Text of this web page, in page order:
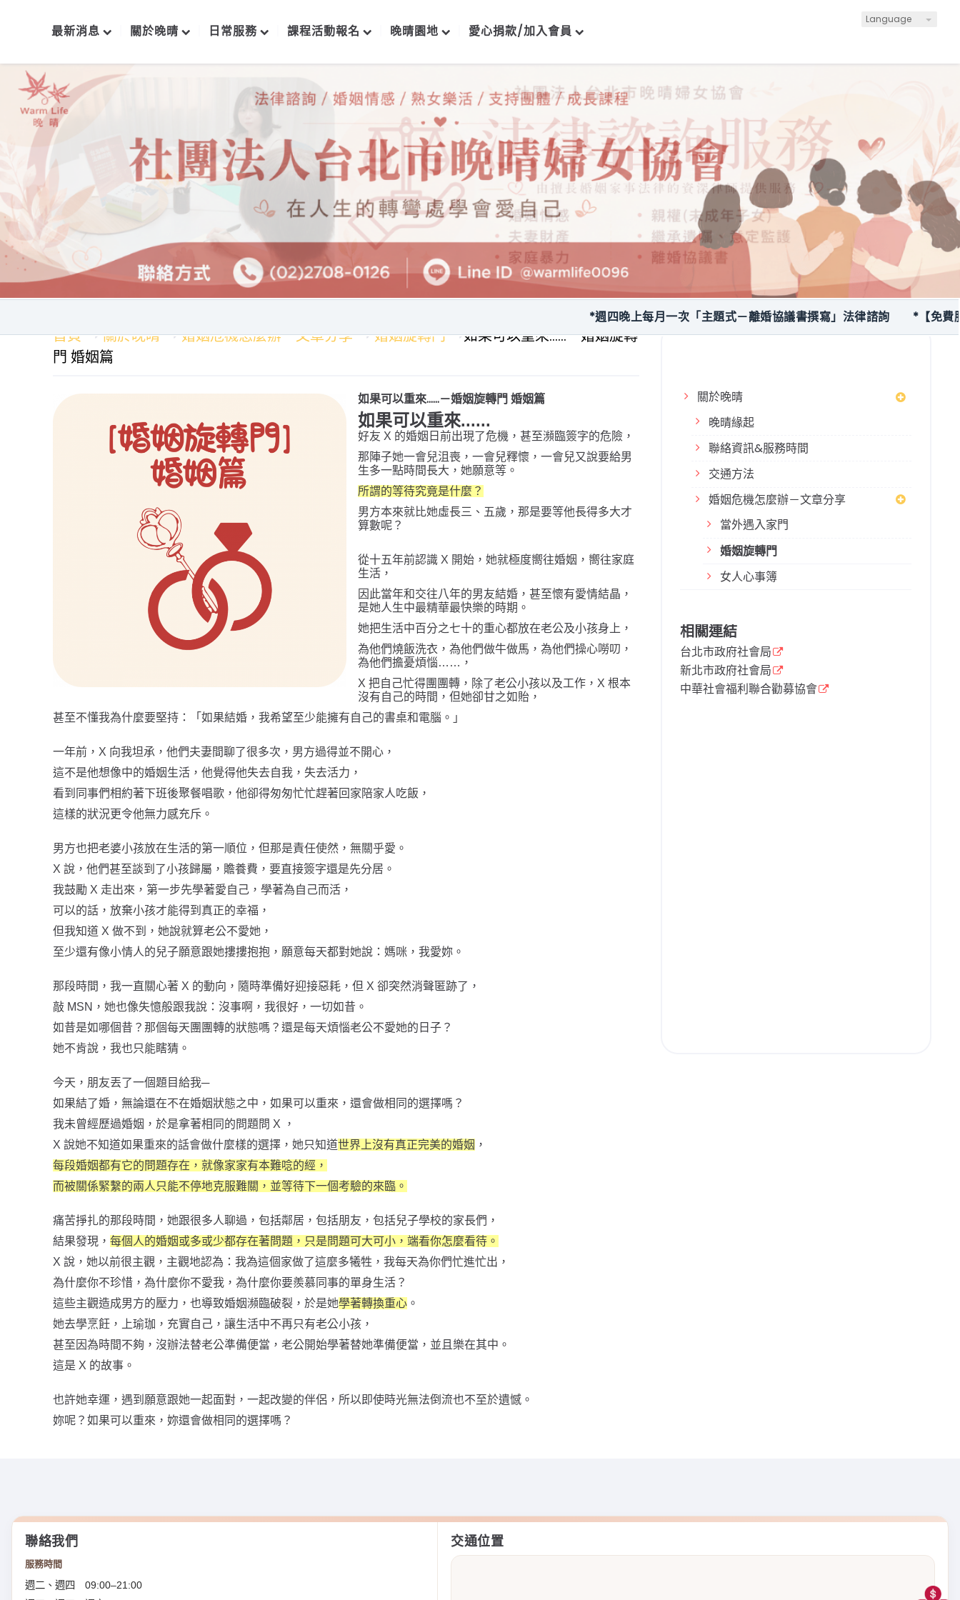
Language
最新消息 關於晚晴 日常服務 課程活動報名 晚晴園地 愛心捐款/加入會員
關於晚晴
晚晴緣起
聯絡資訊&服務時間
交通方法
婚姻危機怎麼辦－文章分享
當外遇入家門
婚姻旋轉門
女人心事簿
相關連結
台北市政府社會局
新北市政府社會局
中華社會福利聯合勸募協會
*週四晚上每月一次「主題式－離婚協議書撰寫」法律諮詢 *【免費服務】關
首頁 關於晚晴 婚姻危機怎麼辦－文章分享 婚姻旋轉門
如果可以重來......－婚姻旋轉
門 婚姻篇
如果可以重來......－婚姻旋轉門 婚姻篇
如果可以重來......
好友 X 的婚姻日前出現了危機，甚至瀕臨簽字的危險，
那陣子她一會兒沮喪，一會兒釋懷，一會兒又說要給男
生多一點時間長大，她願意等。
所謂的等待究竟是什麼？
男方本來就比她虛長三、五歲，那是要等他長得多大才
算數呢？
從十五年前認識 X 開始，她就極度嚮往婚姻，嚮往家庭
生活，
因此當年和交往八年的男友結婚，甚至懷有愛情結晶，
是她人生中最精華最快樂的時期。
她把生活中百分之七十的重心都放在老公及小孩身上，
為他們燒飯洗衣，為他們做牛做馬，為他們操心嘮叨，
為他們擔憂煩惱……，
X 把自己忙得團團轉，除了老公小孩以及工作，X 根本
沒有自己的時間，但她卻甘之如貽，
甚至不懂我為什麼要堅持：「如果結婚，我希望至少能擁有自己的書桌和電腦。」
一年前，X 向我坦承，他們夫妻間聊了很多次，男方過得並不開心，
這不是他想像中的婚姻生活，他覺得他失去自我，失去活力，
看到同事們相約著下班後聚餐唱歌，他卻得匆匆忙忙趕著回家陪家人吃飯，
這樣的狀況更令他無力感充斥。
男方也把老婆小孩放在生活的第一順位，但那是責任使然，無關乎愛。
X說，他們甚至談到了小孩歸屬，贍養費，要直接簽字還是先分居。
我鼓勵 X 走出來，第一步先學著愛自己，學著為自己而活，
可以的話，放棄小孩才能得到真正的幸福，
但我知道 X 做不到，她說就算老公不愛她，
至少還有像小情人的兒子願意跟她摟摟抱抱，願意每天都對她說：媽咪，我愛妳。
那段時間，我一直關心著 X 的動向，隨時準備好迎接惡耗，但 X 卻突然消聲匿跡了，
敲 MSN，她也像失憶般跟我說：沒事啊，我很好，一切如昔。
如昔是如哪個昔？那個每天團團轉的狀態嗎？還是每天煩惱老公不愛她的日子？
她不肯說，我也只能瞎猜。
今天，朋友丟了一個題目給我─
如果結了婚，無論還在不在婚姻狀態之中，如果可以重來，還會做相同的選擇嗎？
我未曾經歷過婚姻，於是拿著相同的問題問 X ，
X說她不知道如果重來的話會做什麼樣的選擇，她只知道世界上沒有真正完美的婚姻 ，
每段婚姻都有它的問題存在，就像家家有本難唸的經，
而被關係緊繫的兩人只能不停地克服難關，並等待下一個考驗的來臨。
痛苦掙扎的那段時間，她跟很多人聊過，包括鄰居，包括朋友，包括兒子學校的家長們，
結果發現，每個人的婚姻或多或少都存在著問題，只是問題可大可小，端看你怎麼看待。
X說，她以前很主觀，主觀地認為：我為這個家做了這麼多犧牲，我每天為你們忙進忙出，
為什麼你不珍惜，為什麼你不愛我，為什麼你要羨慕同事的單身生活？
這些主觀造成男方的壓力，也導致婚姻瀕臨破裂，於是她學著轉換重心 。
她去學烹飪，上瑜珈，充實自己，讓生活中不再只有老公小孩，
甚至因為時間不夠，沒辦法替老公準備便當，老公開始學著替她準備便當，並且樂在其中。
這是 X 的故事。
也許她幸運，遇到願意跟她一起面對，一起改變的伴侶，所以即使時光無法倒流也不至於遺憾。
妳呢？如果可以重來，妳還會做相同的選擇嗎？
聯絡我們
服務時間
週二、週四 09:00–21:00
交通位置